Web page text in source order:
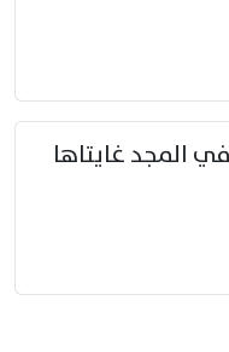
في المجد غايتاها